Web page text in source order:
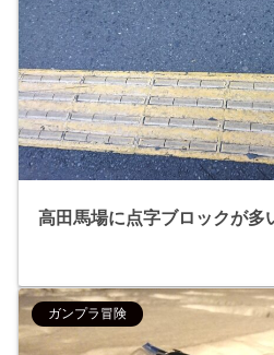
高田馬場に点字ブロックが多
ガンプラ冒険